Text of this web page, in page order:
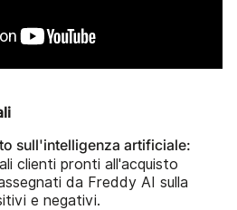
sull'intelligenza artificiale:
clienti pronti all'acquisto
da Freddy AI sulla
e negativi.